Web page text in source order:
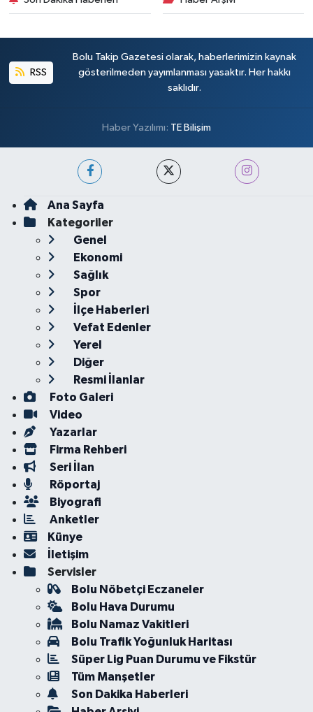
RSS
Bolu Takip Gazetesi olarak, haberlerimizin kaynak
gösterilmeden yayımlanması yasaktır. Her hakkı
saklıdır.
Haber Yazılımı: TE Bilişim
Ana Sayfa
Kategoriler
Genel
Ekonomi
Sağlık
Spor
İlçe Haberleri
Vefat Edenler
Yerel
Diğer
Resmi İlanlar
Foto Galeri
Video
Yazarlar
Firma Rehberi
Seri İlan
Röportaj
Biyografi
Anketler
Künye
İletişim
Servisler
Bolu Nöbetçi Eczaneler
Bolu Hava Durumu
Bolu Namaz Vakitleri
Bolu Trafik Yoğunluk Haritası
Süper Lig Puan Durumu ve Fikstür
Tüm Manşetler
Son Dakika Haberleri